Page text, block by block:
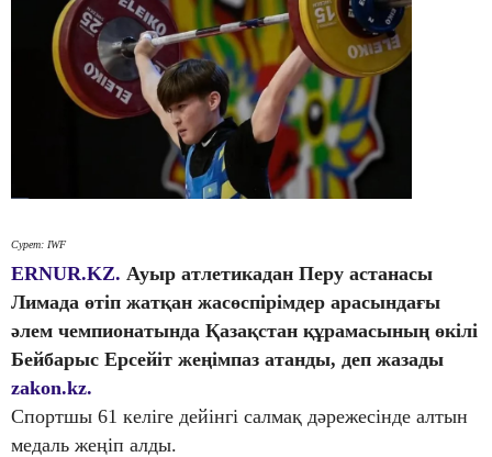
Сурет: IWF
ERNUR.KZ. Ауыр атлетикадан Перу астанасы
Лимада өтіп жатқан жасөспірімдер арасындағы
әлем чемпионатында Қазақстан құрамасының өкілі
Бейбарыс Ерсейіт жеңімпаз атанды, деп жазады
zakon.kz.
Спортшы 61 келіге дейінгі салмақ дәрежесінде алтын
медаль жеңіп алды.